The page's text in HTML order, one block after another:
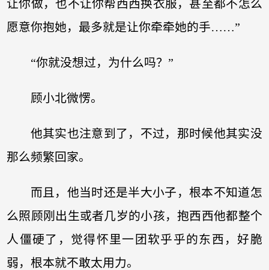
让你做，也不让你帮西西换衣服，甚至都不怎么
愿意你抱她，最多就是让你牵牵她的手……”
“你就没想过，为什么吗？”
顾小北微愣。
他其实也注意到了，不过，那时候他其实没
那么频繁回家。
而且，他当时还是半大小子，根本不知道怎
么照顾刚出生或者几岁的小孩，抱西西他都整个
人僵硬了，觉得怀里一团软乎乎的东西，好脆
弱，根本就不敢太用力。